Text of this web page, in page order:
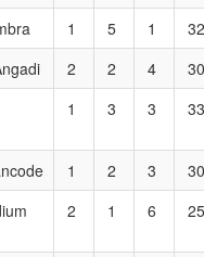
1 5 1
32
2 2 4
30
1 3 3 33
1 2 3
30
2 1 6 25